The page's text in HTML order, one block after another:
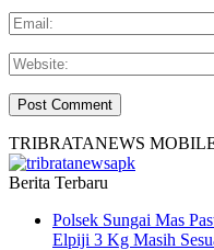
TRIBRATANEWS
Berita Terbaru
Polsek Sungai Mas
Elpiji 3 Kg Masih